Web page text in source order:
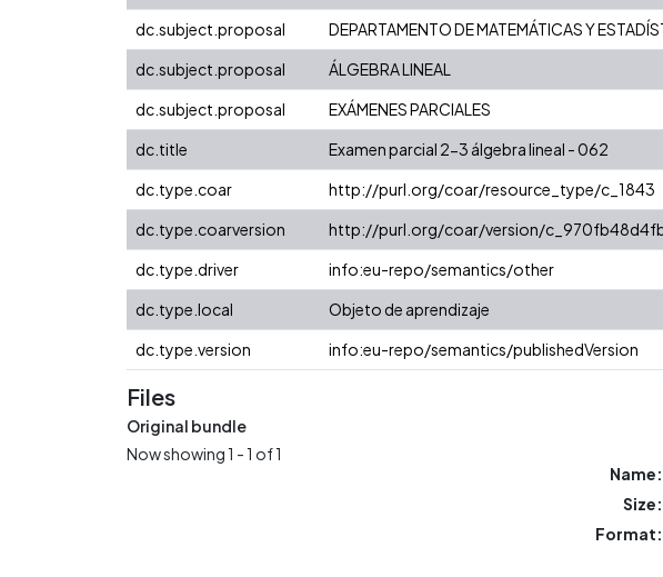
dc.subject.proposal
DEPARTAMENTO DE MATEMÁTICAS Y
dc.subject.proposal
ÁLGEBRA LINEAL
dc.subject.proposal
EXÁMENES PARCIALES
dc.title
Examen parcial 2-3 álgebra lineal - 062
dc.type.coar
http://purl.org/coar/resource_type/c_1843
dc.type.coarversion
http://purl.org/coar/version/
dc.type.driver
info:eu-repo/semantics/other
dc.type.local
Objeto de aprendizaje
dc.type.version
info:eu-repo/semantics/publishedVersion
Files
Original bundle
Now showing1 - 1 of 1
Name:
Size:
Format: